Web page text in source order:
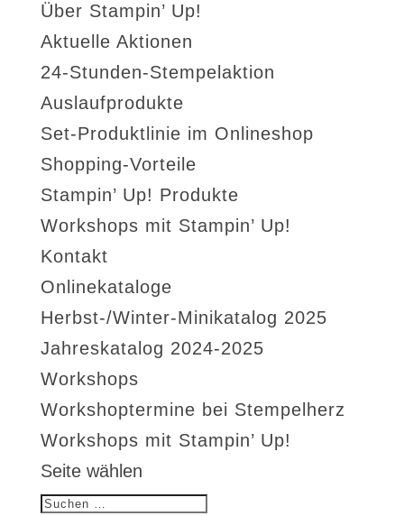
Über Stampin’ Up!
Aktuelle Aktionen
24-Stunden-Stempelaktion
Auslaufprodukte
Set-Produktlinie im Onlineshop
Shopping-Vorteile
Stampin’ Up! Produkte
Workshops mit Stampin’ Up!
Kontakt
Onlinekataloge
Herbst-/Winter-Minikatalog 2025
Jahreskatalog 2024-2025
Workshops
Workshoptermine bei Stempelherz
Workshops mit Stampin’ Up!
Seite wählen